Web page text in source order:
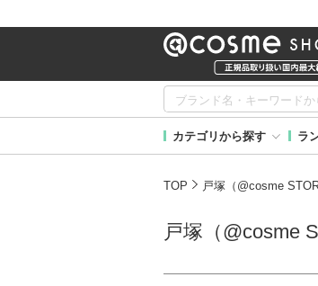
カテゴリから探す ラ
TOP 戸塚（@cosme
戸塚（@cosme